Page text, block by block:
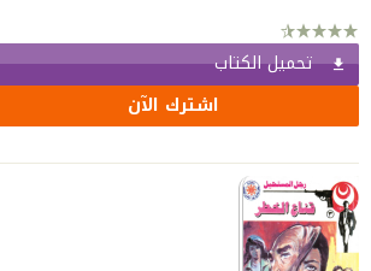
تحميل الكتاب
اشترك الآن